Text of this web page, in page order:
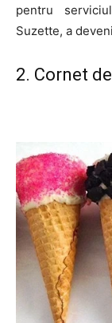
pentru
Suzette, a
2. Cornet